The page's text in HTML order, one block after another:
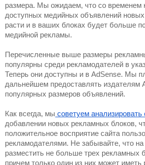
размера. Мы ожидаем, что со временем
доступных медийных объявлений
расти и в ваших блоках будет больше
медийной рекламы.
Перечисленные выше размеры
популярны среди рекламодателей в
Теперь они доступны и в AdSense. Мы
дальнейшем предоставлять издателям
популярных размеров объявлений.
Как всегда, мы советуем анализировать
добавлении новых рекламных блоков,
положительное восприятие сайта
рекламодателями. Не забывайте, что
разместить не больше трех рекламных
причем только один из них может иметь